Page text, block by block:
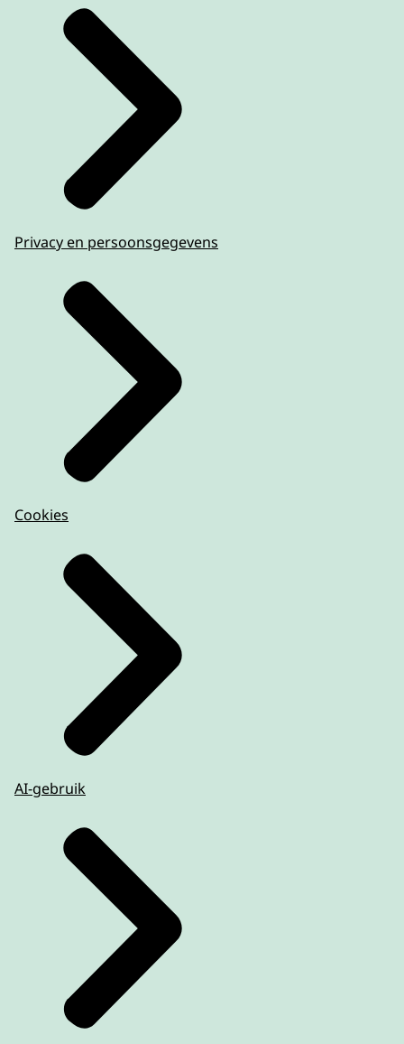
Privacy en persoonsgegevens
Cookies
AI-gebruik